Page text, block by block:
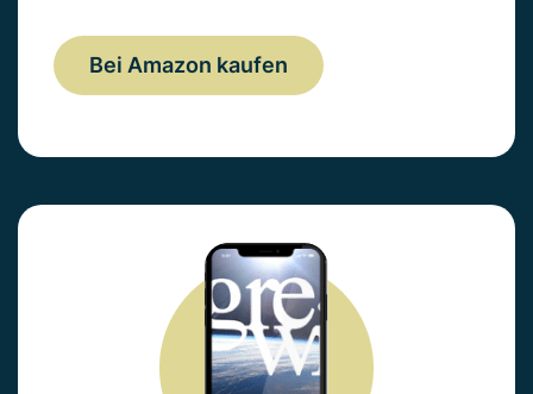
Bei Amazon kaufen